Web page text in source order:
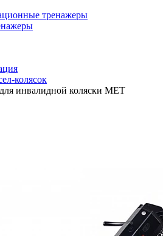
тренажеры
колясок
инвалидной коляски MET